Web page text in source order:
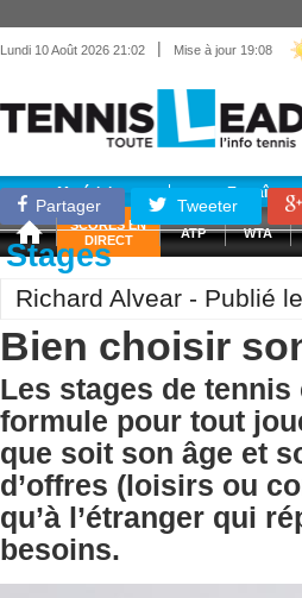
Lundi 10 Août 2026 21:02 | Mise à jour 19:08
Matériel
SCORES EN
DIRECT
ATP WTA
Partager Tweeter
Stages
Richard Alvear - Publié
Bien choisir
Les stages de
formule pour tout
que soit son âge et
d’offres (loisirs ou
qu’à l’étranger qui
besoins.